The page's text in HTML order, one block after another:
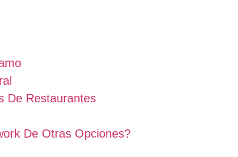
De Restaurantes
De Otras Opciones?